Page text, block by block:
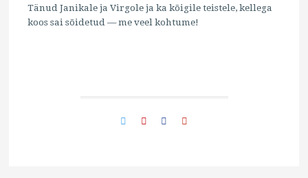
Tänud Janikale ja Virgole ja ka kõigile teistele, kellega
koos sai sõidetud — me veel kohtume!